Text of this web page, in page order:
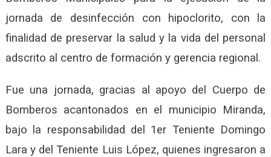
jornada de desinfección con hipoclorito, con la
finalidad de preservar la salud y la vida del personal
adscrito al centro de formación y gerencia regional.
Fue una jornada, gracias al apoyo del Cuerpo de
Bomberos acantonados en el municipio Miranda,
bajo la responsabilidad del 1er Teniente Domingo
Lara y del Teniente Luis López, quienes ingresaron a